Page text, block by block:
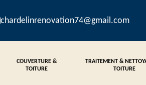
chardelinrenovation74@gmail.com
COUVERTURE &
TOITURE
TRAITEMENT &
TOITURE